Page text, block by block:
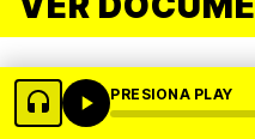
PRESIONA PLAY